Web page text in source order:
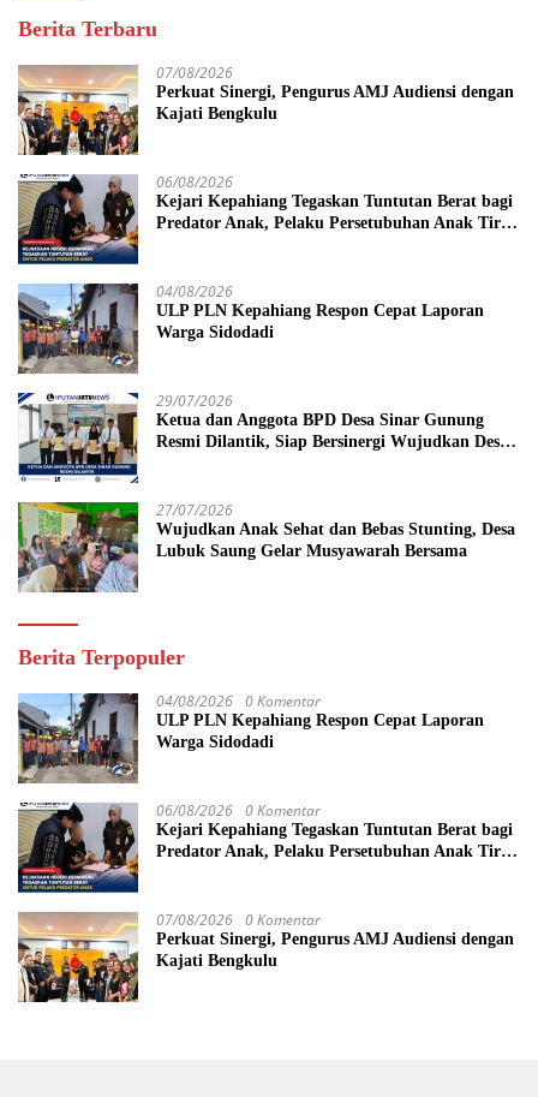
Berita Terbaru
07/08/2026
Perkuat Sinergi, Pengurus AMJ Audiensi dengan
Kajati Bengkulu
06/08/2026
Kejari Kepahiang Tegaskan Tuntutan Berat bagi
Predator Anak, Pelaku Persetubuhan Anak Tiri
04/08/2026
ULP PLN Kepahiang Respon Cepat Laporan
Warga Sidodadi
29/07/2026
Ketua dan Anggota BPD Desa Sinar Gunung
Resmi Dilantik, Siap Bersinergi Wujudkan Desa
27/07/2026
Wujudkan Anak Sehat dan Bebas Stunting, Desa
Lubuk Saung Gelar Musyawarah Bersama
Berita Terpopuler
04/08/2026 0 Komentar
ULP PLN Kepahiang Respon Cepat Laporan
Warga Sidodadi
06/08/2026 0 Komentar
Kejari Kepahiang Tegaskan Tuntutan Berat bagi
Predator Anak, Pelaku Persetubuhan Anak Tiri
07/08/2026 0 Komentar
Perkuat Sinergi, Pengurus AMJ Audiensi dengan
Kajati Bengkulu